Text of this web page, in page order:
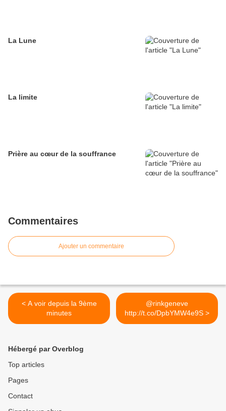
La Lune
La limite
Prière au cœur de la souffrance
Commentaires
Ajouter un commentaire
< A voir depuis la 9ème
minutes
@rinkgeneve
http://t.co/DpbYMW4e9S >
Hébergé par Overblog
Top articles
Pages
Contact